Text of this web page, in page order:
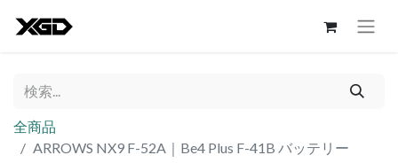
全商品
ARROWS NX9 F-52A｜Be4 Plus F-41B バッテリー